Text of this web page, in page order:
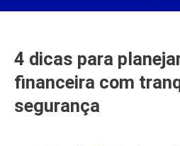
4 dicas para
financeira com
segurança